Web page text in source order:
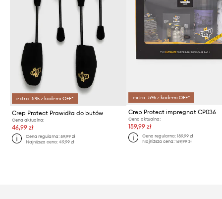
extra -5% z kodem: OFF*
Crep Protect Prawidła do butów
Cena aktualna:
46,99 zł
Cena regularna:59,99 zł
Najniższa cena:49,99 zł
extra -5% z kodem: OFF*
Crep Protect impregnat CP036
Cena aktualna:
159,99 zł
Cena regularna: 189,99 zł
Najniższa cena: 169,99 zł